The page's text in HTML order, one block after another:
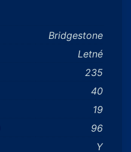
Bridgestone
Letné
235
40
19
96
Y